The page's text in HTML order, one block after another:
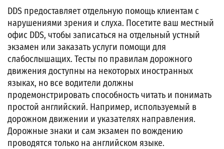
DDS предоставляет отдельную помощь клиентам с
нарушениями зрения и слуха. Посетите ваш местный
офис DDS, чтобы записаться на отдельный устный
экзамен или заказать услуги помощи для
слабослышащих. Тесты по правилам дорожного
движения доступны на некоторых иностранных
языках, но все водители должны
продемонстрировать способность читать и понимать
простой английский. Например, используемый в
дорожном движении и указателях направления.
Дорожные знаки и сам экзамен по вождению
проводятся только на английском языке.